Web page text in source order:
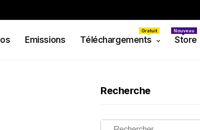
Emissions Téléchargements
Gratuit
Store
Nouveau
Recherche